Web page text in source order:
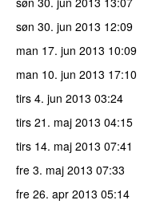
søn 30. jun 2013 12:09
man 17. jun 2013 10:09
man 10. jun 2013 17:10
tirs 4. jun 2013 03:24
tirs 21. maj 2013 04:15
tirs 14. maj 2013 07:41
fre 3. maj 2013 07:33
fre 26. apr 2013 05:14